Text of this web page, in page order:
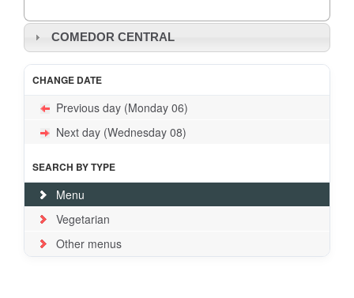
COMEDOR CENTRAL
CHANGE DATE
Previous day (Monday 06)
Next day (Wednesday 08)
SEARCH BY TYPE
Menu
Vegetarian
Other menus